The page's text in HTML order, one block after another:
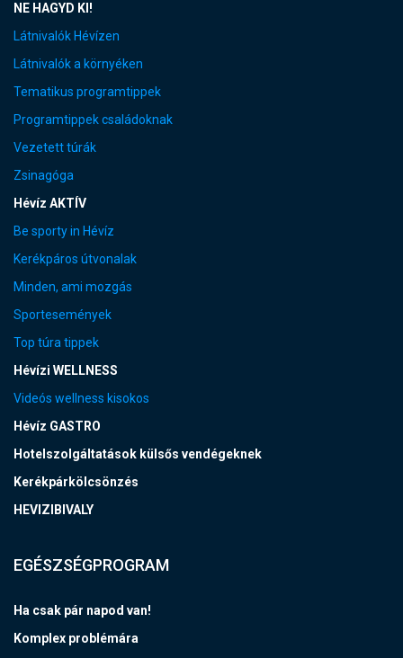
NE HAGYD KI!
Látnivalók Hévízen
Látnivalók a környéken
Tematikus programtippek
Programtippek családoknak
Vezetett túrák
Zsinagóga
Hévíz AKTÍV
Be sporty in Hévíz
Kerékpáros útvonalak
Minden, ami mozgás
Sportesemények
Top túra tippek
Hévízi WELLNESS
Videós wellness kisokos
Hévíz GASTRO
Hotelszolgáltatások külsős vendégeknek
Kerékpárkölcsönzés
HEVIZIBIVALY
EGÉSZSÉGPROGRAM
Ha csak pár napod van!
Komplex problémára